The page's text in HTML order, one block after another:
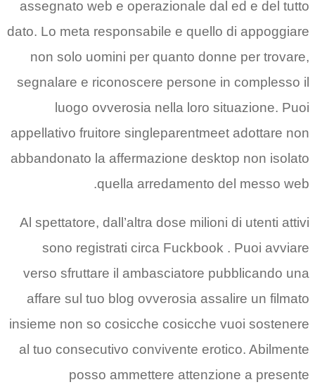
assegnato web e operazionale dal ed e del tutto
dato. Lo meta responsabile e quello di appoggiare
non solo uomini per quanto donne per trovare,
segnalare e riconoscere persone in complesso il
luogo ovverosia nella loro situazione. Puoi
appellativo fruitore singleparentmeet adottare non
abbandonato la affermazione desktop non isolato
quella arredamento del messo web.
Al spettatore, dall’altra dose milioni di utenti attivi
sono registrati circa Fuckbook . Puoi avviare
verso sfruttare il ambasciatore pubblicando una
affare sul tuo blog ovverosia assalire un filmato
insieme non so cosicche cosicche vuoi sostenere
al tuo consecutivo convivente erotico. Abilmente
posso ammettere attenzione a presente